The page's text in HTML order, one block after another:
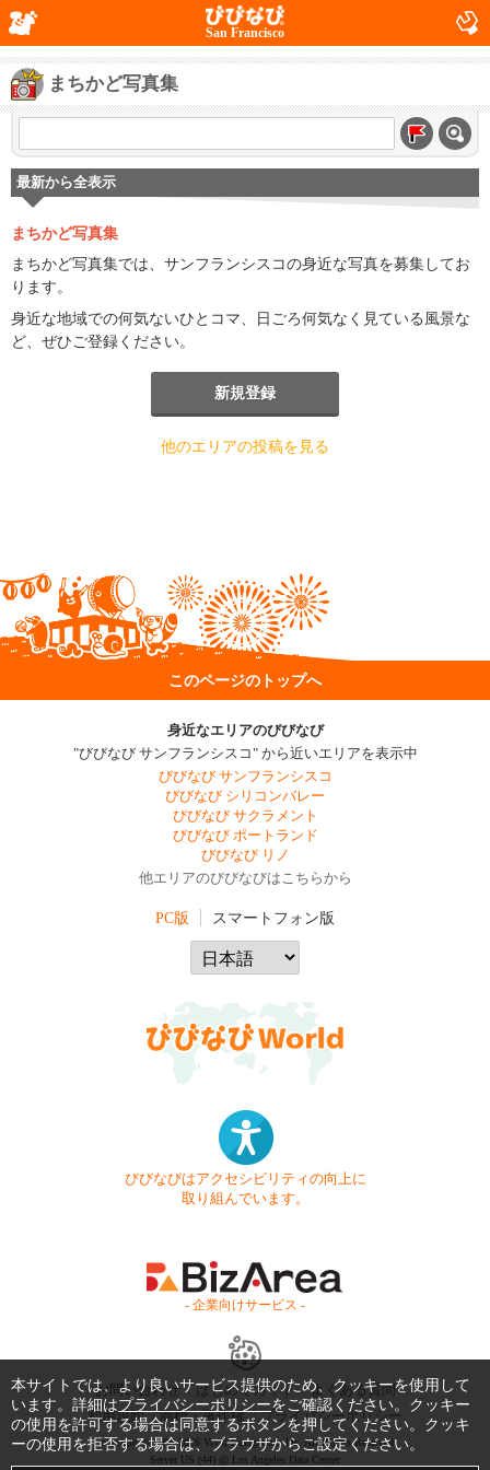
San Francisco
まちかど写真集
最新から全表示
まちかど写真集
まちかど写真集では、サンフランシスコの身近な写真を募集してお
ります。
身近な地域での何気ないひとコマ、日ごろ何気なく見ている風景な
ど、ぜひご登録ください。
新規登録
他のエリアの投稿を見る
このページのトップへ
身近なエリアのびびなび
"びびなび サンフランシスコ" から近いエリアを表示中
びびなび サンフランシスコ
びびなび シリコンバレー
びびなび サクラメント
びびなび ポートランド
びびなび リノ
他エリアのびびなびはこちらから
PC版 スマートフォン版
びびなびはアクセシビリティの向上に
取り組んでいます。
- 企業向けサービス -
お問い合わせ はじめてガイド
よくある質問
利用規約
商標・著作権 プライバシーポリシー
Copyright © 1999-2026 Vivid Navigation, Inc. All Rights Reserved.
Server US (44) @ Los Angeles Data Center
本サイトでは、より良いサービス提供のため、クッキーを使用して
います。詳細はプライバシーポリシーをご確認ください。クッキー
の使用を許可する場合は同意するボタンを押してください。クッキ
ーの使用を拒否する場合は、ブラウザからご設定ください。